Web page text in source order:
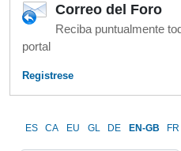
Correo del Foro
Reciba puntualmente
portal
Registrese
ES CA EU GL DE EN-GB FR